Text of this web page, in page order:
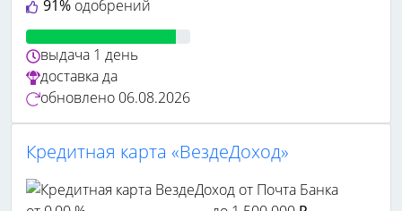
91% одобрений
выдача 1 день
доставкада
обновлено 06.08.2026
Кредитная карта «ВездеДоход»